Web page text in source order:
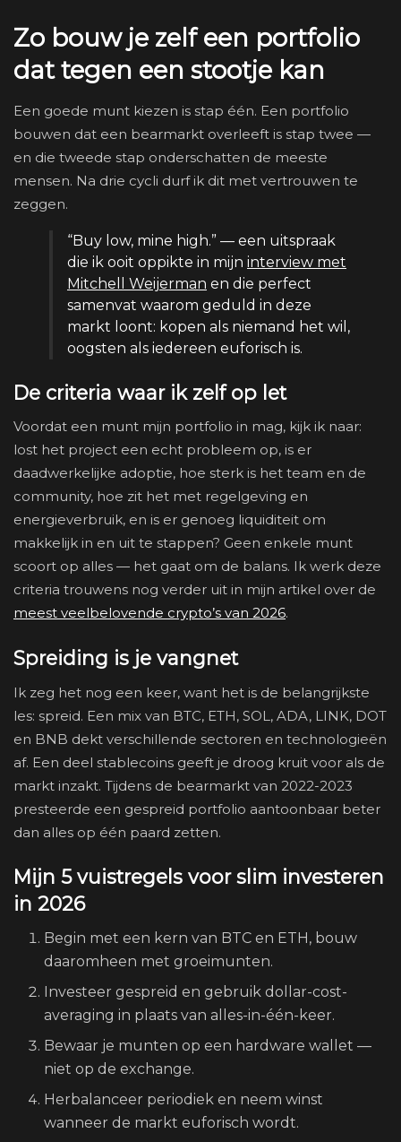
Zo bouw je zelf een portfolio
dat tegen een stootje kan
Een goede munt kiezen is stap één. Een portfolio
bouwen dat een bearmarkt overleeft is stap twee —
en die tweede stap onderschatten de meeste
mensen. Na drie cycli durf ik dit met vertrouwen te
zeggen.
“Buy low, mine high.” — een uitspraak
die ik ooit oppikte in mijn interview met
Mitchell Weijerman en die perfect
samenvat waarom geduld in deze
markt loont: kopen als niemand het wil,
oogsten als iedereen euforisch is.
De criteria waar ik zelf op let
Voordat een munt mijn portfolio in mag, kijk ik naar:
lost het project een echt probleem op, is er
daadwerkelijke adoptie, hoe sterk is het team en de
community, hoe zit het met regelgeving en
energieverbruik, en is er genoeg liquiditeit om
makkelijk in en uit te stappen? Geen enkele munt
scoort op alles — het gaat om de balans. Ik werk deze
criteria trouwens nog verder uit in mijn artikel over de
meest veelbelovende crypto’s van 2026.
Spreiding is je vangnet
Ik zeg het nog een keer, want het is de belangrijkste
les: spreid. Een mix van BTC, ETH, SOL, ADA, LINK, DOT
en BNB dekt verschillende sectoren en technologieën
af. Een deel stablecoins geeft je droog kruit voor als de
markt inzakt. Tijdens de bearmarkt van 2022-2023
presteerde een gespreid portfolio aantoonbaar beter
dan alles op één paard zetten.
Mijn 5 vuistregels voor slim investeren
in 2026
Begin met een kern van BTC en ETH, bouw
daaromheen met groeimunten.
Investeer gespreid en gebruik dollar-cost-
averaging in plaats van alles-in-één-keer.
Bewaar je munten op een hardware wallet —
niet op de exchange.
Herbalanceer periodiek en neem winst
wanneer de markt euforisch wordt.